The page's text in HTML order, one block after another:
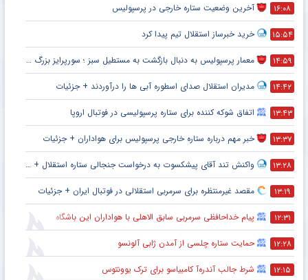
۱۶:۰۸ آخرین وضعیت ستاره خارجی در پرسپولیس
۱۵:۵۴ خرید خبرساز استقلال تیم پیدا کرد
۱۴:۵۹ معمار پرسپولیس به دنبال بازگشت به مستطیل سبز ؛ سورپرایز بزرگ در راه است ؟ + جزئیات
۱۴:۴۲ مدیران استقلال صدای اسطوره آبی ها را درآوردند + جزئیات
۱۳:۴۳ اتفاق شوکه کننده برای ستاره پرسپولیسی در فوتبال اروپا
۱۳:۳۷ خبر مهم درباره ستاره خارجی پرسپولیس برای هواداران + جزئیات
۱۳:۲۸ واکنش تند آقای پیشکسوت به درخواست جنجالی ستاره استقلال + جزئیات
۱۳:۱۹ مقصد غیرمنتظره برای سرمربی استقلالی در فوتبال ایران + جزئیات
۱۲:۳۱ پیام خداحافظی سرمربی سابق الاهلی با هواداران این باشگاه
۱۲:۲۸ حمایت ستاره چلسی از آمدن ژابی آلونسو
۱۲:۱۵ شرط جالب آندره‌آ کامبیاسو برای ترک یوونتوس